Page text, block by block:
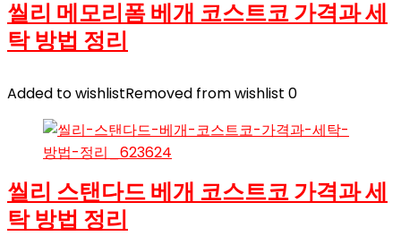
씰리 메모리폼 베개 코스트코 가격과 세
탁 방법 정리
Added to wishlistRemoved from wishlist 0
씰리 스탠다드 베개 코스트코 가격과 세
탁 방법 정리